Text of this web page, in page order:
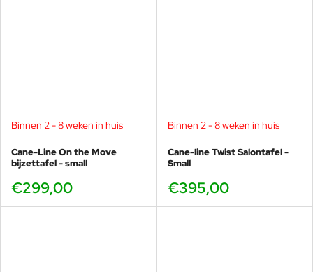
Binnen 2 - 8 weken in huis
Cane-Line On the Move
bijzettafel - small
€299,00
Binnen 2 - 8 weken in huis
Cane-line Twist Salontafel -
Small
€395,00